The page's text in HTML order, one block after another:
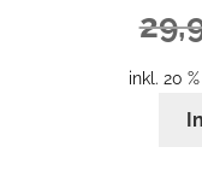
inkl. 20